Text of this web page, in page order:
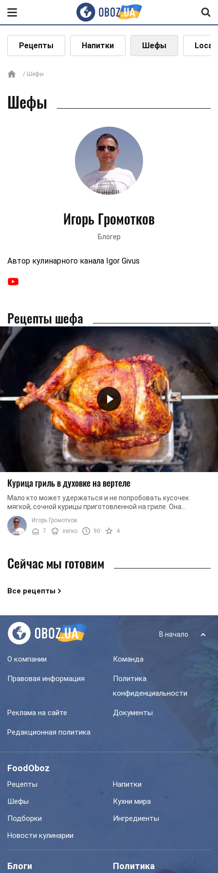
Рецепты Напитки Шефы Local
Шефы
Шефы
Игорь Громотков
Блогер
Автор кулинарного канала Igor Givus
Рецепты шефа
Курица гриль в духовке на вертеле
Мало кто может удержаться и не попробовать кусочек
мягкой, сочной курицы приготовленной на гриле. Она
продается практически в каждом заведении ...
Игорь Громотков
7
легко 90 4
Сейчас мы готовим
Все рецепты
В начало
О компании Команда
Правовая информация
Политика
конфиденциальности
Реклама на сайте Документы
Редакционная политика
FoodOboz
Рецепты
Напитки
Шефы
Кухни мира
Подборки
Ингредиенты
Новости кулинарии
Блоги Политика